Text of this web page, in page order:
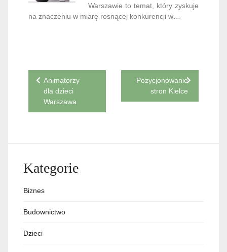
Warszawie to temat, który zyskuje
na znaczeniu w miarę rosnącej konkurencji w…
Nawigacja
wpisu
Animatorzy
dla dzieci
Warszawa
Pozycjonowanie
stron Kielce
Kategorie
Biznes
Budownictwo
Dzieci